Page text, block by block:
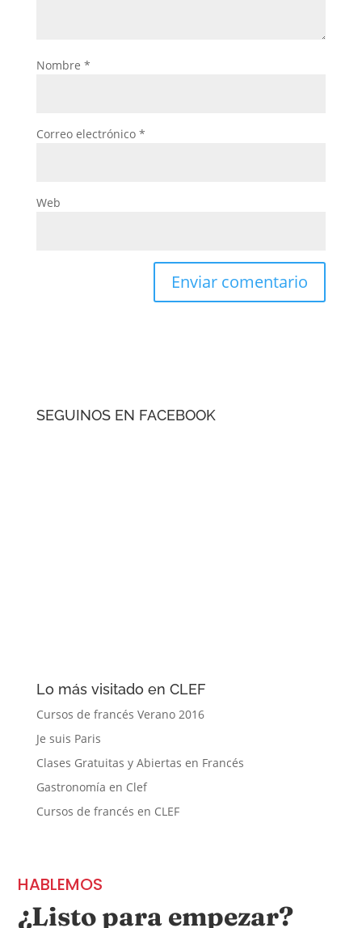
Nombre *
Correo electrónico *
Web
SEGUINOS EN FACEBOOK
Lo más visitado en CLEF
Cursos de francés Verano 2016
Je suis Paris
Clases Gratuitas y Abiertas en Francés
Gastronomía en Clef
Cursos de francés en CLEF
HABLEMOS
¿Listo para empezar?